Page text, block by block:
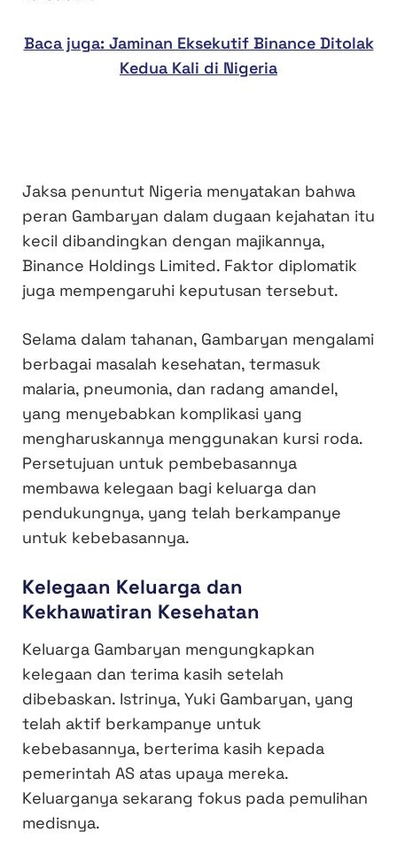
Baca juga: Jaminan Eksekutif Binance Ditolak
Kedua Kali di Nigeria
Jaksa penuntut Nigeria menyatakan bahwa
peran Gambaryan dalam dugaan kejahatan itu
kecil dibandingkan dengan majikannya,
Binance Holdings Limited. Faktor diplomatik
juga mempengaruhi keputusan tersebut.
Selama dalam tahanan, Gambaryan mengalami
berbagai masalah kesehatan, termasuk
malaria, pneumonia, dan radang amandel,
yang menyebabkan komplikasi yang
mengharuskannya menggunakan kursi roda.
Persetujuan untuk pembebasannya
membawa kelegaan bagi keluarga dan
pendukungnya, yang telah berkampanye
untuk kebebasannya.
Kelegaan Keluarga dan
Kekhawatiran Kesehatan
Keluarga Gambaryan mengungkapkan
kelegaan dan terima kasih setelah
dibebaskan. Istrinya, Yuki Gambaryan, yang
telah aktif berkampanye untuk
kebebasannya, berterima kasih kepada
pemerintah AS atas upaya mereka.
Keluarganya sekarang fokus pada pemulihan
medisnya.